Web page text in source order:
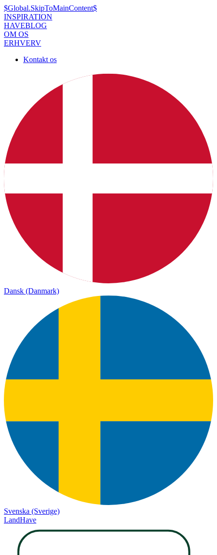
$Global.SkipToMainContent$
INSPIRATION
HAVEBLOG
OM OS
ERHVERV
Kontakt os
Dansk (Danmark)
Svenska (Sverige)
LandHave